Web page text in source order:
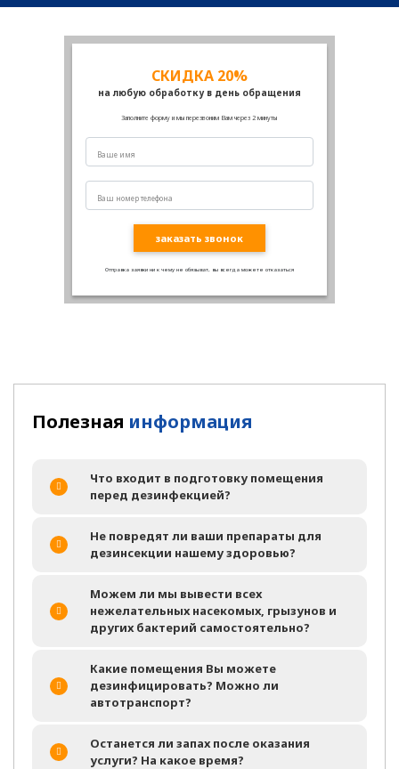
СКИДКА 20%
на любую обработку в день обращения
Заполните форму и мы перезвоним Вам через 2 минуты
заказать звонок
Отправка заявки ни к чему не обязыват, вы всегда можете отказаться
Полезная информация
Что входит в подготовку помещения
перед дезинфекцией?
Не повредят ли ваши препараты для
дезинсекции нашему здоровью?
Можем ли мы вывести всех
нежелательных насекомых, грызунов и
других бактерий самостоятельно?
Какие помещения Вы можете
дезинфицировать? Можно ли
автотранспорт?
Останется ли запах после оказания
услуги? На какое время?